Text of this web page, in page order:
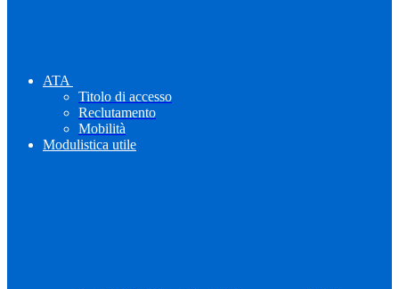
ATA
Titolo di accesso
Reclutamento
Mobilità
Modulistica utile